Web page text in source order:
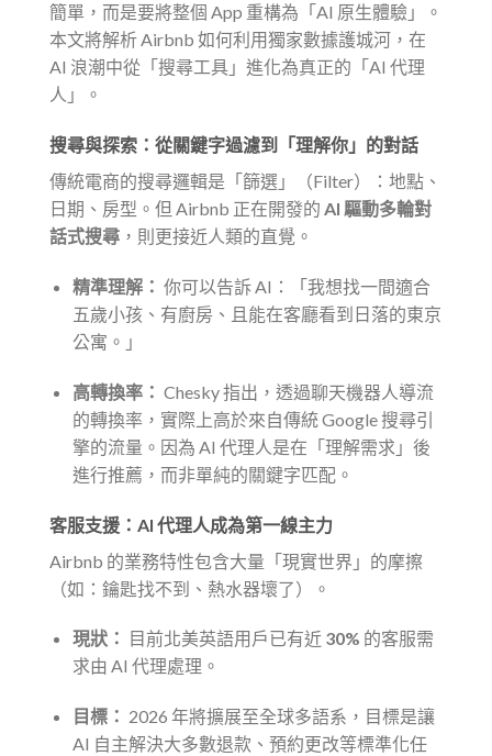
簡單，而是要將整個 App 重構為「AI 原生體驗」。
本文將解析 Airbnb 如何利用獨家數據護城河，在
AI 浪潮中從「搜尋工具」進化為真正的「AI 代理
人」。
搜尋與探索：從關鍵字過濾到「理解你」的對話
傳統電商的搜尋邏輯是「篩選」（Filter）：地點、
日期、房型。但 Airbnb 正在開發的 AI 驅動多輪對
話式搜尋 ，則更接近人類的直覺。
精準理解： 你可以告訴 AI：「我想找一間適合
五歲小孩、有廚房、且能在客廳看到日落的東京
公寓。」
高轉換率： Chesky 指出，透過聊天機器人導流
的轉換率，實際上高於來自傳統 Google 搜尋引
擎的流量。因為 AI 代理人是在「理解需求」後
進行推薦，而非單純的關鍵字匹配。
客服支援：AI 代理人成為第一線主力
Airbnb 的業務特性包含大量「現實世界」的摩擦
（如：鑰匙找不到、熱水器壞了）。
現狀： 目前北美英語用戶已有近 30% 的客服需
求由 AI 代理處理。
目標： 2026 年將擴展至全球多語系，目標是讓
AI 自主解決大多數退款、預約更改等標準化任